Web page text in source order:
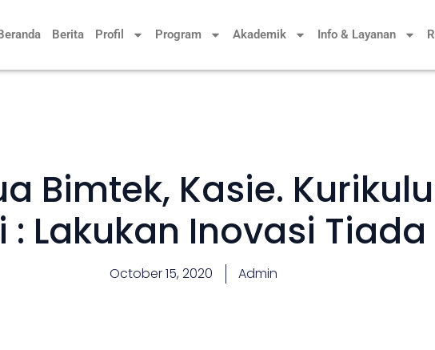
Berita Profil Program Akademik Info & Layanan
Bimtek, Kasie.
: Lakukan Inovasi Tiada
October 15, 2020 Admin